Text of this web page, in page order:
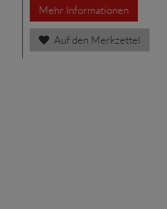
Mehr Informationen
Auf den Merkzettel